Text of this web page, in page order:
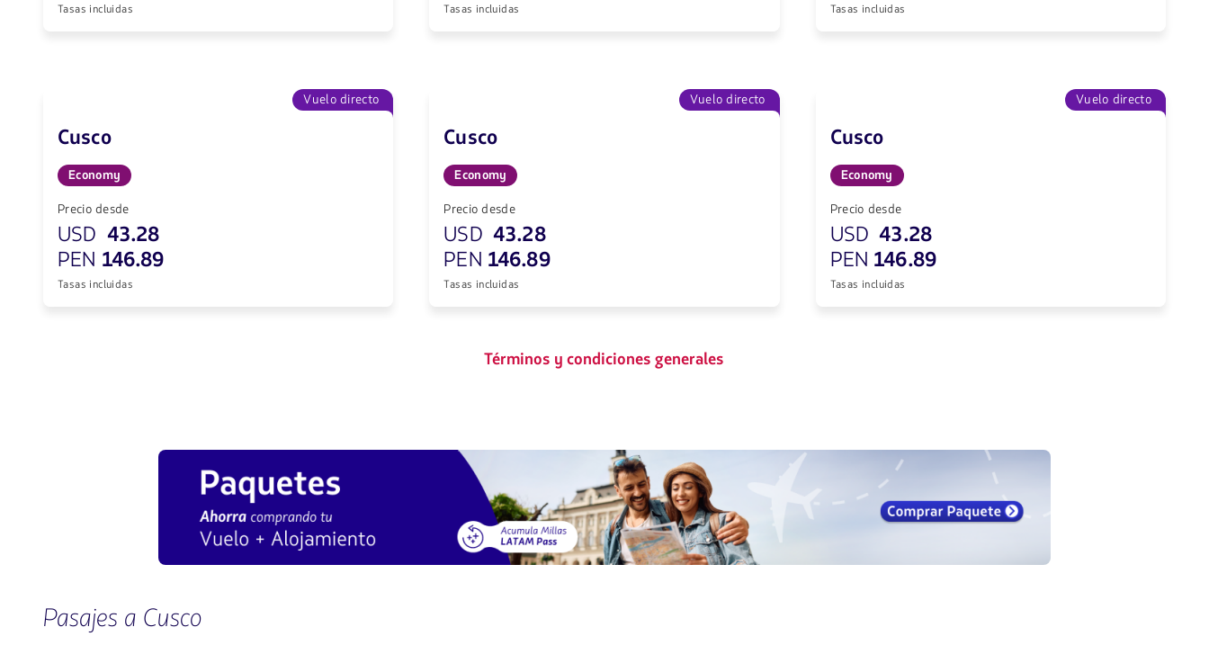
Tasas incluidas Tasas incluidas Tasas incluidas
Vuelo directo
Cusco
Economy
Precio desde
USD 43.28
PEN 146.89
Tasas incluidas
Vuelo directo
Cusco
Economy
Precio desde
USD 43.28
PEN 146.89
Tasas incluidas
Vuelo directo
Cusco
Economy
Precio desde
USD 43.28
PEN 146.89
Tasas incluidas
Términos y condiciones generales
Pasajes a Cusco